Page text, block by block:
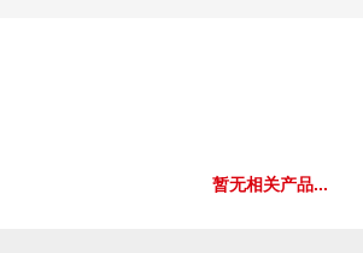
暂无相关产品...